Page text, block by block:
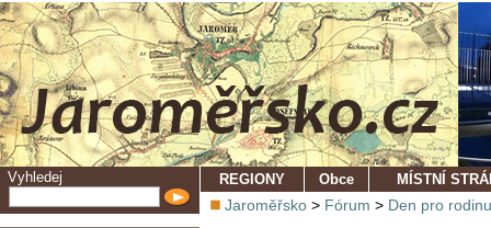
Vyhledej REGIONY Obce MÍSTNÍ
Jaroměřsko > Fórum > Den pro